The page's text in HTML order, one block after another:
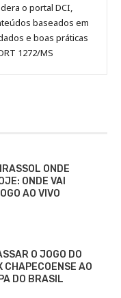
o portal DCI,
baseados em
e boas práticas
1272/MS
ONDE
ONDE VAI
AO VIVO
O JOGO DO
CHAPECOENSE AO
DO BRASIL